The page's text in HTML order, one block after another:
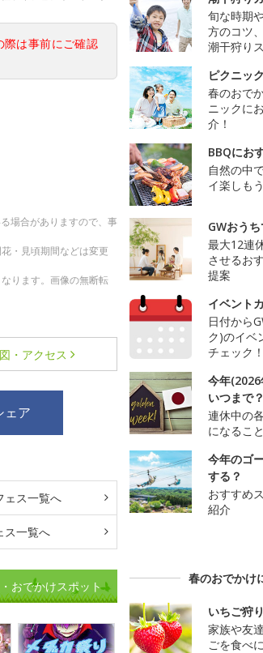
は事前にご確認
場合がありますので、事
・見頃期間などは変更
ります。画像の無断転
・アクセス
ェア
ェス一覧へ
ス一覧へ
おでかけスポット
旬な時期
方のコツ
潮干狩り
ピクニッ
春のおで
ニックに
介！
BBQにお
自然の中
イ楽しも
GWおう
最大12連
させるお
提案
イベント
日付から
ク)のイベ
チェック！
今年(2026
いつまで？
連休中の
になるこ
今年のゴ
する？
おすすめ
紹介
春のおでかけ
いちご狩
家族や友
ごを食べ